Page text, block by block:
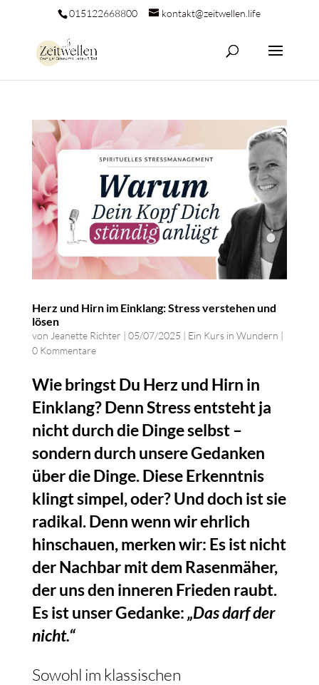
015122668800 kontakt@zeitwellen.life
Herz und Hirn im Einklang: Stress verstehen und
lösen
von Jeanette Richter | 05/07/2025 | Ein Kurs in Wundern |
0 Kommentare
Wie bringst Du Herz und Hirn in
Einklang? Denn Stress entsteht ja
nicht durch die Dinge selbst –
sondern durch unsere Gedanken
über die Dinge. Diese Erkenntnis
klingt simpel, oder? Und doch ist sie
radikal. Denn wenn wir ehrlich
hinschauen, merken wir: Es ist nicht
der Nachbar mit dem Rasenmäher,
der uns den inneren Frieden raubt.
Es ist unser Gedanke:„Das darf der
nicht.“
Sowohl im klassischen